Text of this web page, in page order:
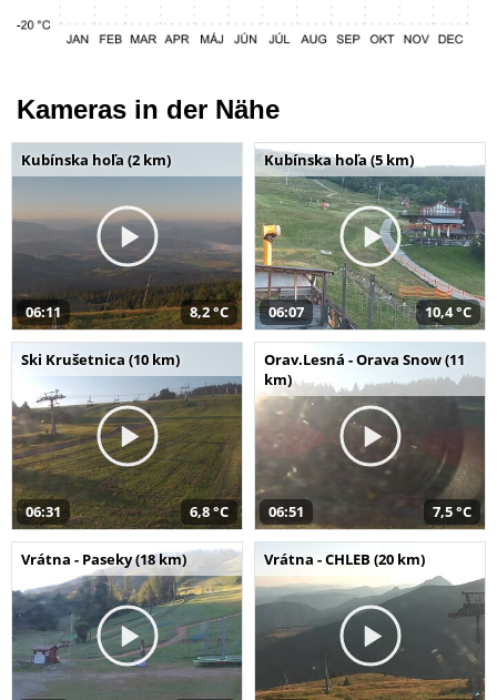
Kameras in der Nähe
Kubínska hoľa (2 km)
06:11 8,2 °C
Kubínska hoľa (5 km)
06:07 10,4 °C
Ski Krušetnica (10 km)
06:31 6,8 °C
Orav.Lesná - Orava Snow (11
km)
06:51 7,5 °C
Vrátna - Paseky (18 km) Vrátna - CHLEB (20 km)